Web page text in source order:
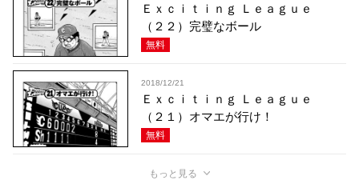
Ｅｘｃｉｔｉｎｇ Ｌｅａｇｕｅ
（２２）完璧なボール
無料
2018/12/21
Ｅｘｃｉｔｉｎｇ Ｌｅａｇｕｅ
（２１）オマエが行け！
無料
もっと見る